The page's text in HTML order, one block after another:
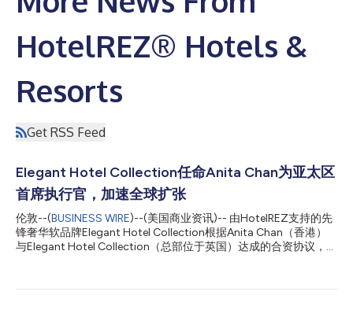
HotelREZ® Hotels &
Resorts
Get RSS Feed
Elegant Hotel Collection任命Anita Chan为亚太区
首席执行官，加速全球扩张
伦敦--(BUSINESS WIRE)--(美国商业资讯)-- 由HotelREZ支持的先
锋奢华软品牌Elegant Hotel Collection根据Anita Chan（香港）
与Elegant Hotel Collection（总部位于英国）达成的合资协议，任
太区首席执行官，彰显了Elegant Hotel Collection勇于创新和追求